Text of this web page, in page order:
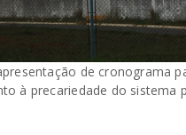
de cronograma
à precariedade do sistema